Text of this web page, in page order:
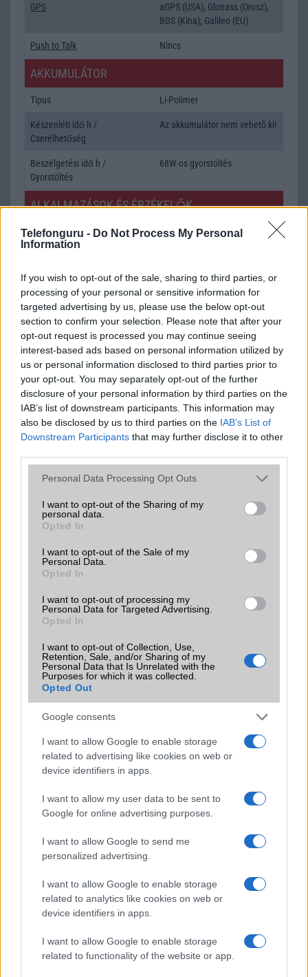
Telefonguru - Do Not Process My Personal
Information
If you wish to opt-out of the sale, sharing to third parties, or
processing of your personal or sensitive information for
targeted advertising by us, please use the below opt-out
section to confirm your selection. Please note that after your
opt-out request is processed you may continue seeing
interest-based ads based on personal information utilized by
us or personal information disclosed to third parties prior to
your opt-out. You may separately opt-out of the further
disclosure of your personal information by third parties on the
IAB’s list of downstream participants. This information may
also be disclosed by us to third parties on the IAB’s List of
Downstream Participants that may further disclose it to other
Please note that this website/app uses one or more Google
not limited to your visit or usage behaviour. You may click to
grant or deny consent to Google and its third-party tags to
use your data for below specified purposes in below Google
consent section.
Personal Data Processing Opt Outs
I want to opt-out of the Sharing of my
personal data.
Opted In
I want to opt-out of the Sale of my
Personal Data.
Opted In
I want to opt-out of processing my
Personal Data for Targeted Advertising.
Opted In
I want to opt-out of Collection, Use,
Retention, Sale, and/or Sharing of my
Personal Data that Is Unrelated with the
Purposes for which it was collected.
Opted Out
Google consents
I want to allow Google to enable storage
related to advertising like cookies on web or
device identifiers in apps.
I want to allow my user data to be sent to
Google for online advertising purposes.
I want to allow Google to send me
personalized advertising.
I want to allow Google to enable storage
related to analytics like cookies on web or
device identifiers in apps.
I want to allow Google to enable storage
related to functionality of the website or app.
GPS
aGPS (USA), Glonass (Orosz),
BDS (Kína), Galileo (EU)
Push to Talk Nincs
AKKUMULÁTOR
Típus Li-Polimer
Készenléti idő h /
Cserélhetőség
Az akkumulátor nem vehetõ ki!
Beszélgetési idő h /
Gyorstöltés
68W-os gyorstöltés
ALKALMAZÁSOK ÉS ÉRZÉKELŐK
Java Nincs
SNS integráció alap szolgáltatás
Organizer alap szolgáltatás
T9 szótár alkalmazás független szótár
Office alkalmazások alap szolgáltatás
Iránytũ ecompass
Extrák Snapdragon Sound
EGYÉB
Vibra jelzés alap szolgáltatás
SIM típus nanoSIM
SIM-ek száma 2
Flight mode
Terület Globális
Brand Nincs
védelem
Limited Edition Fusion design
N/A = Nincs adat. Legutóbbi frissítés: 2026-07-13 19:00:00
Xiaomi 15